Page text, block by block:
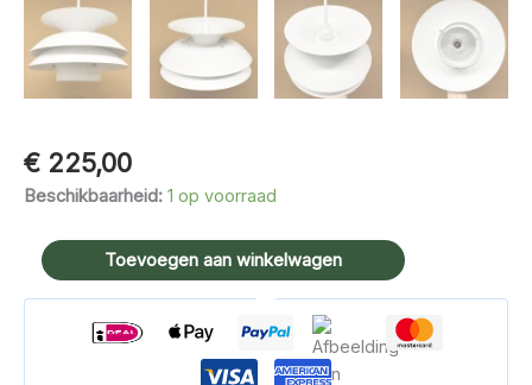
€ 225,00
Beschikbaarheid: 1 op voorraad
Scandinavische
keukenlamp
wit
Toevoegen aan winkelwagen